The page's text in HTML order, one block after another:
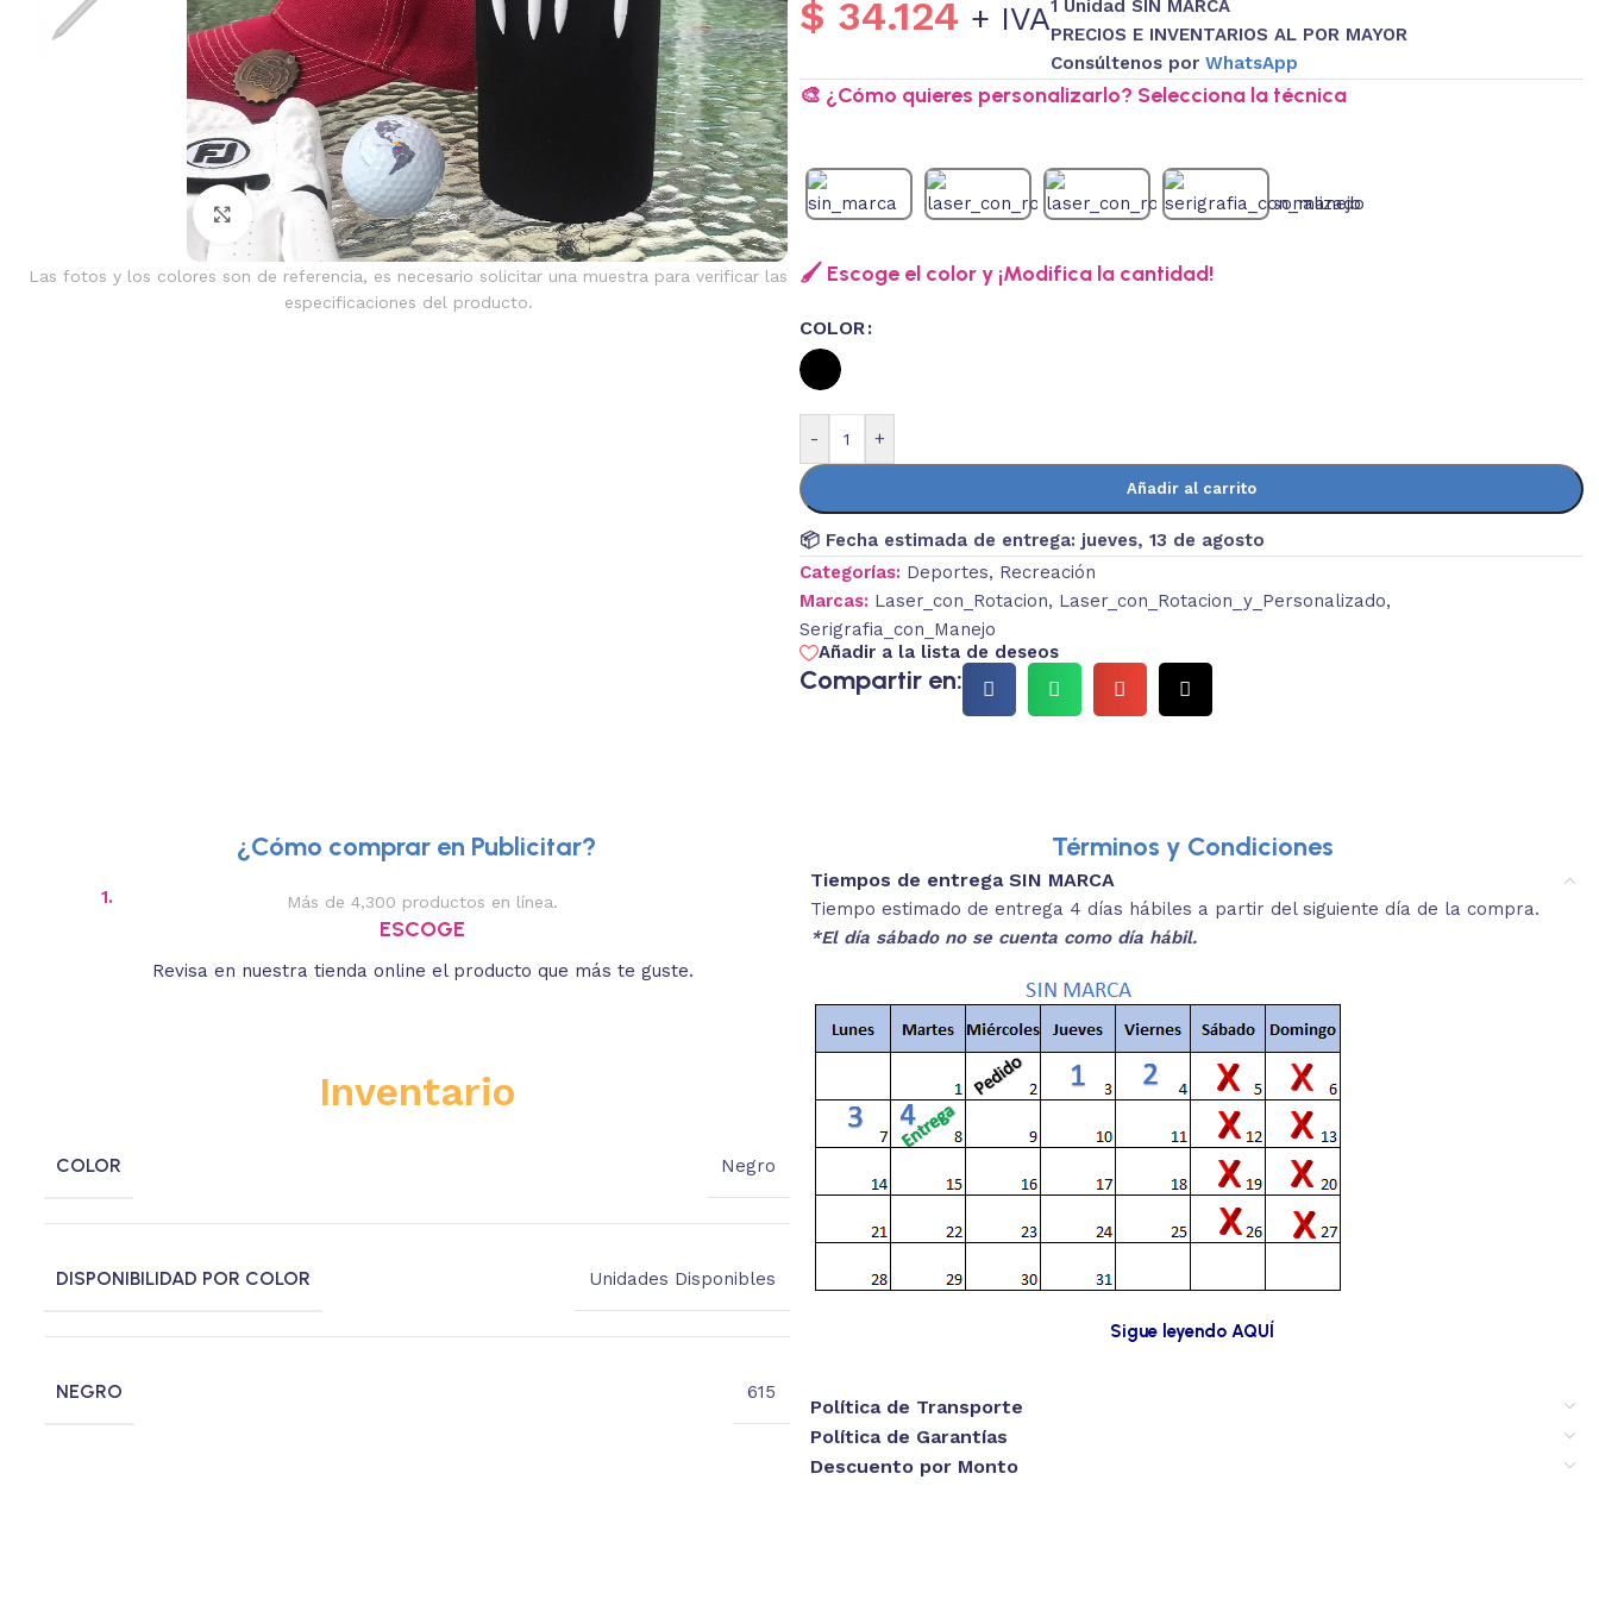
Clic para ampliar
Las fotos y los colores son de referencia, es necesario solicitar una muestra para verificar las
especificaciones del producto.
$ 34.124 + IVA1 Unidad SIN MARCA
PRECIOS E INVENTARIOS AL POR MAYOR
Consúltenos por WhatsApp
🎨 ¿Cómo quieres personalizarlo? Selecciona la técnica
🖌️ Escoge el color y ¡Modifica la cantidad!
COLOR
- +
Añadir al carrito
📦 Fecha estimada de entrega: jueves, 13 de agosto
Categorías: Deportes, Recreación
Marcas: Laser_con_Rotacion, Laser_con_Rotacion_y_Personalizado,
Serigrafia_con_Manejo
Añadir a la lista de deseos
Compartir en:
¿Cómo comprar en Publicitar?
1. Más de 4,300 productos en línea.
ESCOGE
Revisa en nuestra tienda online el producto que más te guste.
Descripciones breves y medidas aproximadas.
REVISA
estás buscando.
3.
Inventario
COLOR Negro
DISPONIBILIDAD POR COLOR Unidades Disponibles
NEGRO 615
Términos y Condiciones
Tiempos de entrega SIN MARCA
Tiempo estimado de entrega 4 días hábiles a partir del siguiente día de la compra.
*El día sábado no se cuenta como día hábil.
Sigue leyendo AQUÍ
Política de Transporte
Política de Garantías
Descuento por Monto